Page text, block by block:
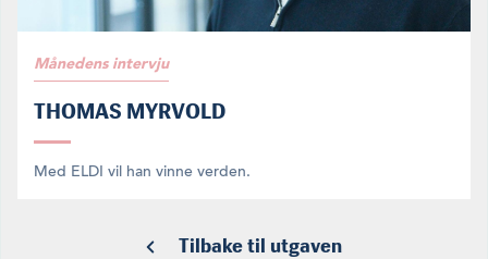
Månedens intervju
THOMAS MYRVOLD
Med ELDI vil han vinne verden.
Tilbake til utgaven